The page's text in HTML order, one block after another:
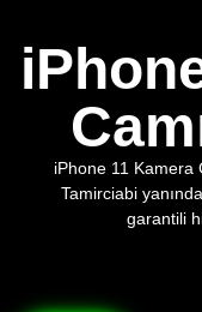
iPhone 11 Kamera
Tamirciabi
garantili